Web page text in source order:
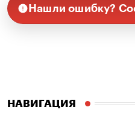
Нашли ошибку?
НАВИГАЦИЯ